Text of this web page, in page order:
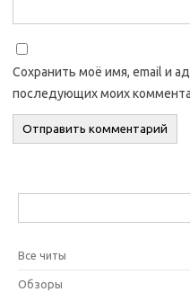
Сохранить моё имя, email и
последующих моих
Все читы
Обзоры